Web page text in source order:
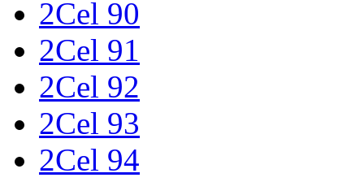
2Cel 90
2Cel 91
2Cel 92
2Cel 93
2Cel 94